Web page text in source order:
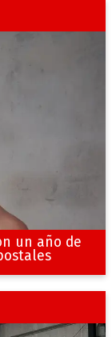
un año de